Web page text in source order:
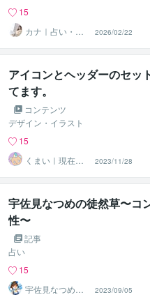
15
カナ｜占い・ス
ピ系専門制作代
行
2026/02/22
アイコンとヘッダーのセッ
てます。
コンテンツ
デザイン・イラスト
15
くまい｜現在お
休み中
2023/11/28
宇佐見なつめの徒然草〜コ
性〜
記事
占い
15
宇佐見なつめ☆
空飛ぶ占い師
2023/09/05